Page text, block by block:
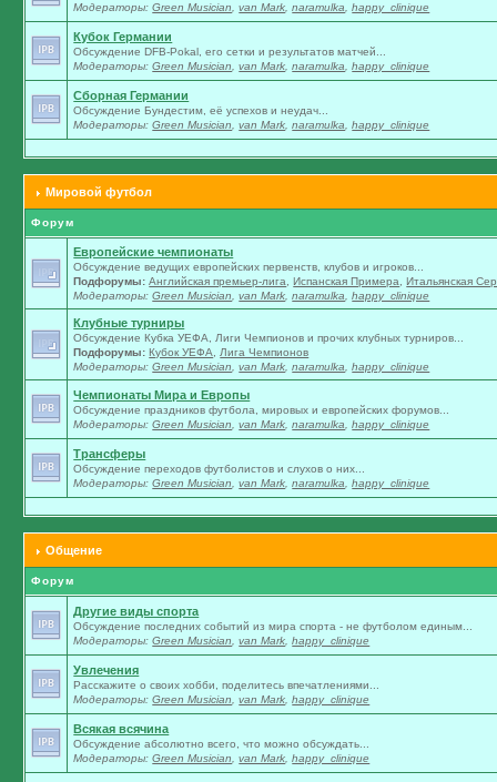
Модераторы:Green Musician ,van Mark ,naramulka ,happy_clinique
Кубок Германии
Обсуждение DFB-Pokal, его сетки и результатов матчей...
Модераторы:Green Musician ,van Mark ,naramulka ,happy_clinique
Сборная Германии
Обсуждение Бундестим, её успехов и неудач...
Модераторы:Green Musician ,van Mark ,naramulka ,happy_clinique
Мировой футбол
Форум
Европейские чемпионаты
Обсуждение ведущих европейских первенств, клубов и игроков...
Подфорумы: Английская премьер-лига ,Испанская Примера ,Итальянская
Модераторы:Green Musician ,van Mark ,naramulka ,happy_clinique
Клубные турниры
Обсуждение Кубка УЕФА, Лиги Чемпионов и прочих клубных турниров...
Подфорумы: Кубок УЕФА
Лига Чемпионов
Модераторы:Green Musician ,van Mark ,naramulka ,happy_clinique
Чемпионаты Мира и Европы
Обсуждение праздников футбола, мировых и европейских форумов...
Модераторы:Green Musician ,van Mark ,naramulka ,happy_clinique
Трансферы
Обсуждение переходов футболистов и слухов о них...
Модераторы:Green Musician ,van Mark ,naramulka ,happy_clinique
Общение
Форум
Другие виды спорта
Обсуждение последних событий из мира спорта - не футболом единым...
Модераторы:Green Musician ,van Mark ,happy_clinique
Увлечения
Расскажите о своих хобби, поделитесь впечатлениями...
Модераторы:Green Musician ,van Mark ,happy_clinique
Всякая всячина
Обсуждение абсолютно всего, что можно обсуждать...
Модераторы:Green Musician ,van Mark ,happy_clinique